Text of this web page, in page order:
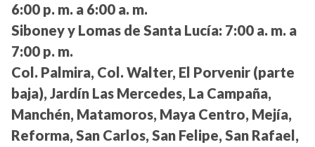
6:00 p. m. a 6:00 a. m.
Siboney y Lomas de Santa Lucía: 7:00 a. m. a
7:00 p. m.
Col. Palmira, Col. Walter, El Porvenir (parte
baja), Jardín Las Mercedes, La Campaña,
Manchén, Matamoros, Maya Centro, Mejía,
Reforma, San Carlos, San Felipe, San Rafael,